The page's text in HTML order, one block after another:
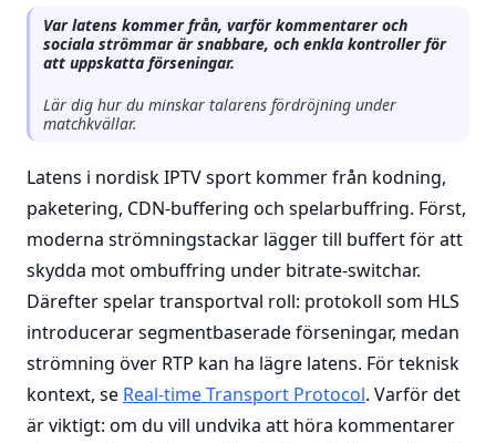
Var latens kommer från, varför kommentarer och
sociala strömmar är snabbare, och enkla kontroller för
att uppskatta förseningar.
Lär dig hur du minskar talarens fördröjning under
matchkvällar.
Latens i nordisk IPTV sport kommer från kodning,
paketering, CDN-buffering och spelarbuffring. Först,
moderna strömningstackar lägger till buffert för att
skydda mot ombuffring under bitrate-switchar.
Därefter spelar transportval roll: protokoll som HLS
introducerar segmentbaserade förseningar, medan
strömning över RTP kan ha lägre latens. För teknisk
kontext, se Real-time Transport Protocol. Varför det
är viktigt: om du vill undvika att höra kommentarer